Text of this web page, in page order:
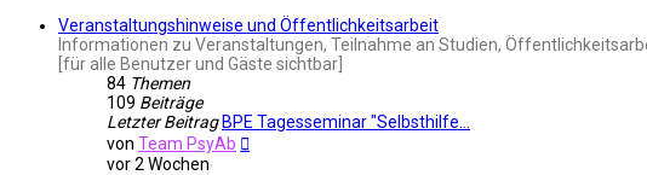
Veranstaltungshinweise und Öffentlichkeitsarbeit
Informationen zu Veranstaltungen, Teilnahme an Studien,
[für alle Benutzer und Gäste sichtbar]
84 Themen
109 Beiträge
Letzter Beitrag BPE Tagesseminar "Selbsthilfe…
von Team PsyAb
vor 2 Wochen